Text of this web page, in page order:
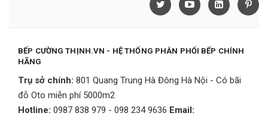
BẾP CƯỜNG THỊNH.VN - HỆ THỐNG PHÂN PHỐI BẾP CHÍNH
HÃNG
Trụ sở chính: 801 Quang Trung Hà Đông Hà Nội - Có bãi
đỗ Oto miễn phí 5000m2
Hotline: 0987 838 979 - 098 234 9636 Email: